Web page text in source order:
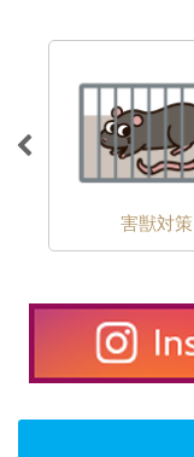
害獣対策